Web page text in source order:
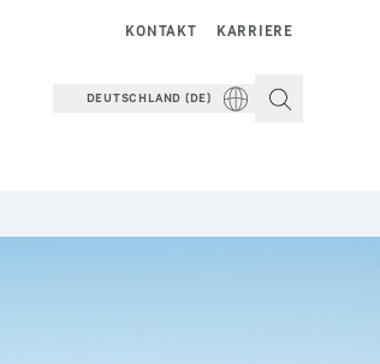
KARRIERE
KONTAKT
DEUTSCHLAND (DE)